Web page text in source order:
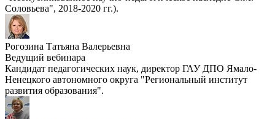
Соловьева", 2018-2020 гг.).
Рогозина Татьяна Валерьевна
Ведущий вебинара
Кандидат педагогических наук, директор ГАУ ДПО Ямало-
Ненецкого автономного округа "Региональный институт
развития образования".